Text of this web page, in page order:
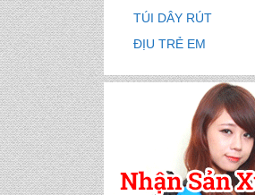
TÚI DÂY RÚT
ĐỊU TRẺ EM